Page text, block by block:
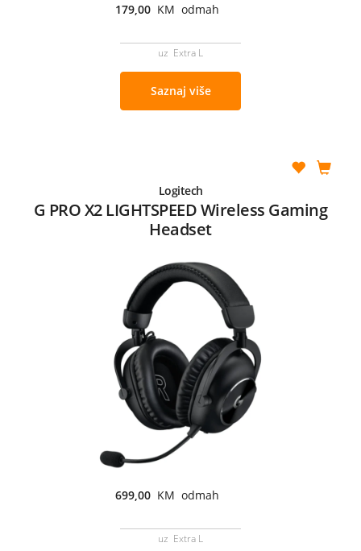
179,00 KM odmah
uz Extra L
Saznaj više
Logitech
G PRO X2 LIGHTSPEED Wireless Gaming
Headset
699,00 KM odmah
uz Extra L